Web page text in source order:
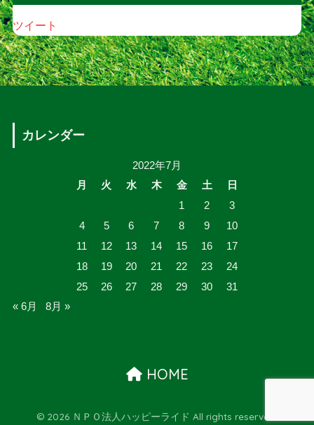
ツイート
カレンダー
2022年7月
月
火 水 木 金 土
日
1
2
3
4
5 6 7 8 9
10
11
12 13 14 15 16
17
18
19 20 21 22 23
24
25
26 27 28 29 30
31
« 6月
8月 »
HOME
© 2026 ＮＰＯ法人ハッピーライド All rights reserved.